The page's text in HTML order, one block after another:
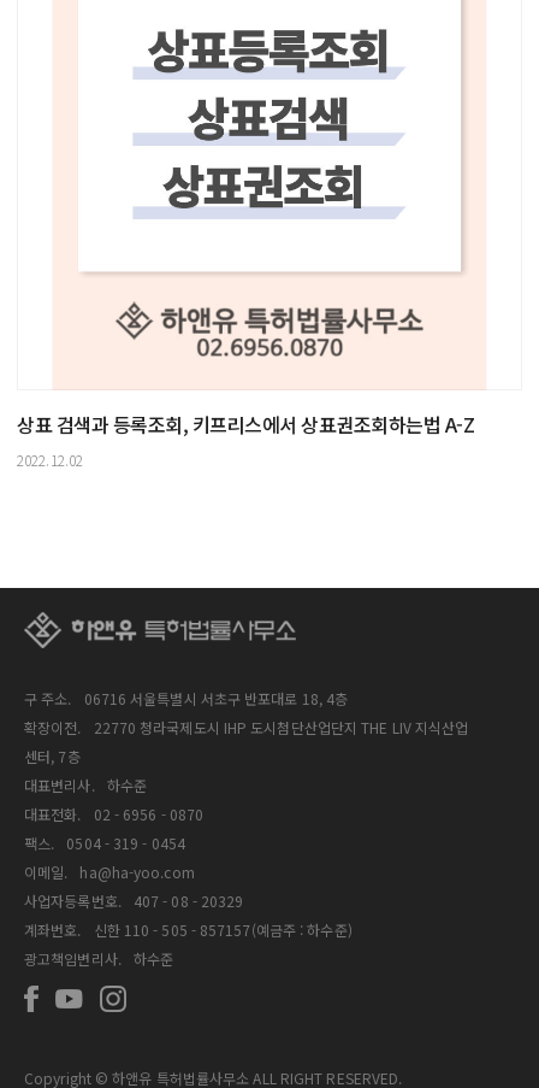
상표 검색과 등록조회, 키프리스에서 상표권조회하는법 A-Z
2022.12.02
구 주소.
06716 서울특별시 서초구 반포대로 18, 4층
확장이전.
22770 청라국제도시 IHP 도시첨단산업단지 THE LIV 지식산업
센터, 7층
대표변리사.
하수준
대표전화.
02 - 6956 - 0870
팩스.
0504 - 319 - 0454
이메일.
ha@ha-yoo.com
사업자등록번호.
407 - 08 - 20329
계좌번호.
신한 110 - 505 - 857157(예금주 : 하수준)
광고책임변리사.
하수준
Copyright © 하앤유 특허법률사무소 ALL RIGHT RESERVED.